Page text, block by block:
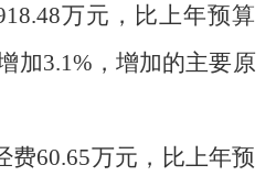
万元 ，比上年预算
加3.1%， 增加的主要原
费60.65万元 ，比上年预